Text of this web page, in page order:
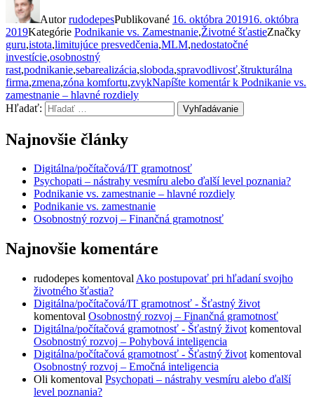
AutorrudodepesPublikované 16. októbra 201916. októbra
2019Kategórie Podnikanie vs. Zamestnanie,Životné šťastieZnačky
guru,istota,limitujúce presvedčenia,MLM,nedostatočné
investície,osobnostný
rast,podnikanie,sebarealizácia,sloboda,spravodlivosť,štrukturálna
firma,zmena,zóna komfortu,zvykNapíšte komentárk Podnikanie vs.
zamestnanie – hlavné rozdiely
Hľadať:
Vyhľadávanie
Najnovšie články
Digitálna/počítačová/IT gramotnosť
Psychopati – nástrahy vesmíru alebo ďalší level poznania?
Podnikanie vs. zamestnanie – hlavné rozdiely
Podnikanie vs. zamestnanie
Osobnostný rozvoj – Finančná gramotnosť
Najnovšie komentáre
rudodepes komentoval Ako postupovať pri hľadaní svojho
životného šťastia?
Digitálna/počítačová/IT gramotnosť - Šťastný život
komentoval Osobnostný rozvoj – Finančná gramotnosť
Digitálna/počítačová gramotnosť - Šťastný život komentoval
Osobnostný rozvoj – Pohybová inteligencia
Digitálna/počítačová gramotnosť - Šťastný život komentoval
Osobnostný rozvoj – Emočná inteligencia
Oli komentoval Psychopati – nástrahy vesmíru alebo ďalší
level poznania?